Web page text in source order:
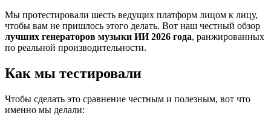
Мы протестировали шесть ведущих платформ лицом к лицу,
чтобы вам не пришлось этого делать. Вот наш честный обзор
лучших генераторов музыки ИИ 2026 года, ранжированных
по реальной производительности.
Как мы тестировали
Чтобы сделать это сравнение честным и полезным, вот что
именно мы делали: